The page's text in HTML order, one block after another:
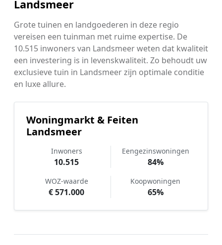
Landsmeer
Grote tuinen en landgoederen in deze regio
vereisen een tuinman met ruime expertise. De
10.515 inwoners van Landsmeer weten dat kwaliteit
een investering is in levenskwaliteit. Zo behoudt uw
exclusieve tuin in Landsmeer zijn optimale conditie
en luxe allure.
Woningmarkt & Feiten
Landsmeer
Inwoners
10.515
Eengezinswoningen
84%
WOZ-waarde
€ 571.000
Koopwoningen
65%